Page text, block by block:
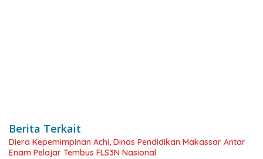
Berita Terkait
Diera Kepemimpinan Achi, Dinas Pendidikan Makassar Antar
Enam Pelajar Tembus FLS3N Nasional